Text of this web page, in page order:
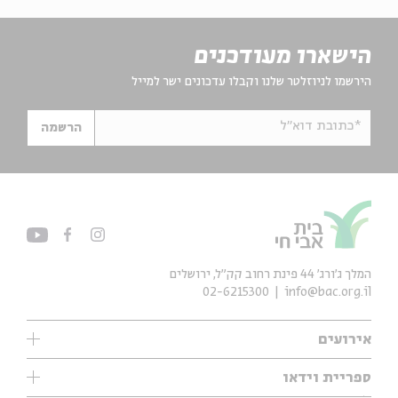
הישארו מעודכנים
הירשמו לניוזלטר שלנו וקבלו עדכונים ישר למייל
*כתובת דוא"ל הרשמה
אירועים
אנגלית
ספריית וידאו
המלך ג'ורג' 44 פינת רחוב קק״ל, ירושלים
info@bac.org.il
02-6215300